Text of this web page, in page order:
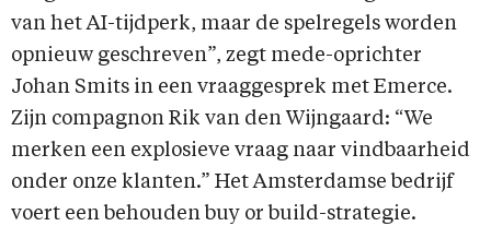
van het AI-tijdperk, maar de spelregels worden
opnieuw geschreven”, zegt mede-oprichter
Johan Smits in een vraaggesprek met Emerce.
Zijn compagnon Rik van den Wijngaard: “We
merken een explosieve vraag naar vindbaarheid
onder onze klanten.” Het Amsterdamse bedrijf
voert een behouden buy or build-strategie.